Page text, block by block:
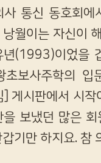
사 통신 동호회
낭월이는 자신이
년(1993)이었을
초보사주학의 입
] 게시판에서 시
을 보냈던 많은
기만 하지요. 참